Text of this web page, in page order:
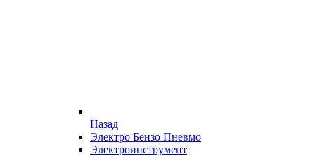
Назад
Электро Бензо Пневмо
Электроинструмент